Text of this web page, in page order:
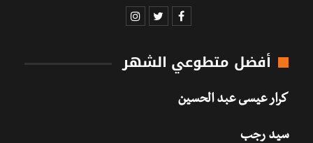
أفضل متطوعي الشهر
كرار عيسى عبد الحسين
سيد رجب